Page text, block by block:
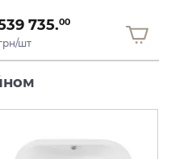
735.00
шт